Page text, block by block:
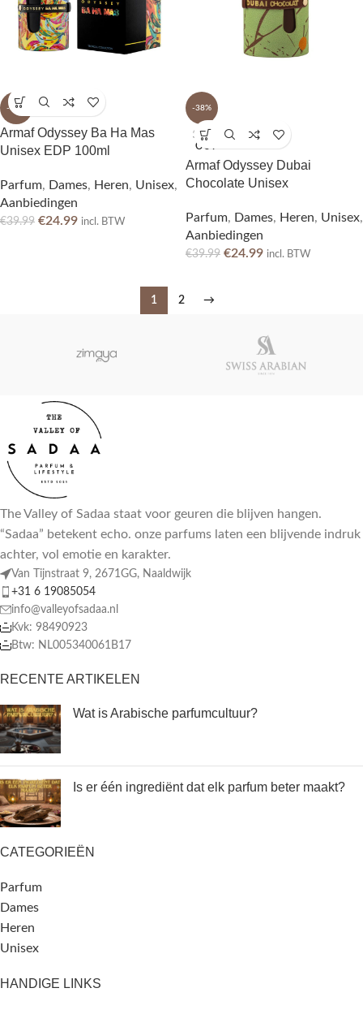
-38%
Armaf Odyssey Ba Ha Mas
Unisex EDP 100ml
Parfum, Dames, Heren, Unisex,
Aanbiedingen
€39.99 €24.99 incl. BTW
-38%
SOLD
OUT
Armaf Odyssey Dubai
Chocolate Unisex
Parfum, Dames, Heren, Unisex,
Aanbiedingen
€39.99 €24.99 incl. BTW
1 2 →
The Valley of Sadaa staat voor geuren die blijven hangen.
“Sadaa” betekent echo. onze parfums laten een blijvende indruk
achter, vol emotie en karakter.
Van Tijnstraat 9, 2671GG, Naaldwijk
+31 6 19085054
info@valleyofsadaa.nl
Kvk: 98490923
Btw: NL005340061B17
RECENTE ARTIKELEN
Wat is Arabische parfumcultuur?
Is er één ingrediënt dat elk parfum beter maakt?
CATEGORIEËN
Parfum
Dames
Heren
Unisex
HANDIGE LINKS